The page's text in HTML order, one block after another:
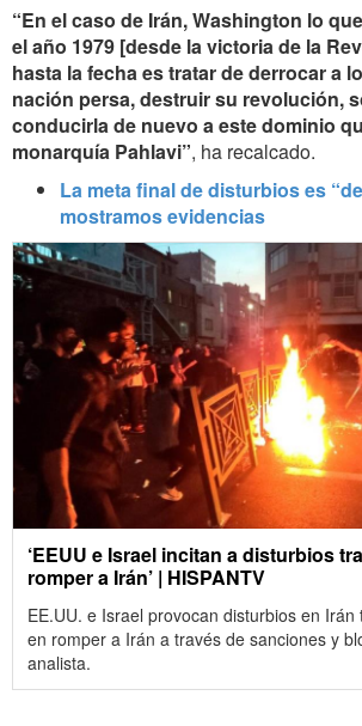
“En el caso de Irán, Washington lo
el año 1979 [desde la victoria de la
hasta la fecha es tratar de derrocar a
nación persa, destruir su revolución,
conducirla de nuevo a este dominio
monarquía Pahlavi”, ha recalcado.
La meta final de disturbios es
mostramos evidencias
‘EEUU e Israel incitan a disturbios
romper a Irán’ | HISPANTV
EE.UU. e Israel provocan disturbios en
en romper a Irán a través de sanciones y
analista.